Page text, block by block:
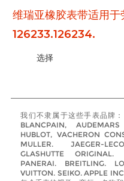
维瑞亚橡胶表带适用
126233.126234.
选择
我们不隶属于这些手表品牌：
BLANCPAIN,
HUBLOT, VACHERON
MULLER. JAEGER-
GLASHUTTE ORIGINAL.
PANERAI. BREITLING.
VUITTON. SEIKO. APPLE